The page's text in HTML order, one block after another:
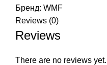
Бренд: WMF
Reviews (0)
Reviews
There are no reviews yet.